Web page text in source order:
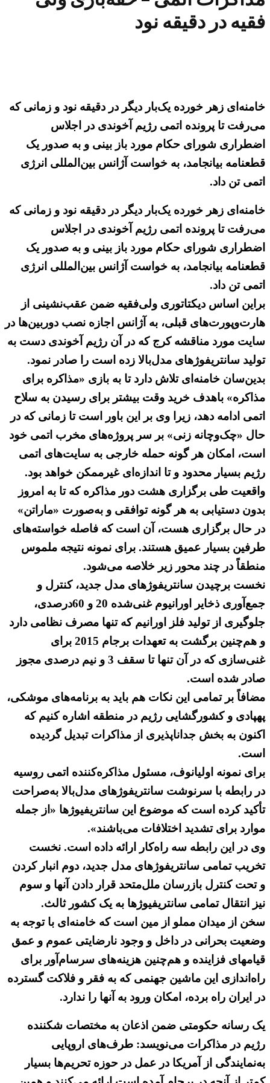
فقیه در دقیقه نود
خامنه‌ای زهر خورده یک‌بار دیگر در دقیقه نود و زمانی که
می‌رفت تا پرونده اتمی رژیم آخوندی در اجلاس
اضطراری شورای حکام مورد باز بینی و به صدور یک
قطعنامه بیانجامد، به خواست آژانس بین‌المللی انرژی
اتمی تن داد.
خامنه‌ای زهر خورده یک‌بار دیگر در دقیقه نود و زمانی که
می‌رفت تا پرونده اتمی رژیم آخوندی در اجلاس
اضطراری شورای حکام مورد باز بینی و به صدور یک
قطعنامه بیانجامد، به خواست آژانس بین‌المللی انرژی
اتمی تن داد.
براین اساس دیکتاتوری ولی‌فقیه ضمن عقب‌نشینی از
هارت‌وپورت‌های قبلی، به آژانس اجازه نصب دوربین‌ها در
سایت مورد مناقشه کرج که در آن رژیم آخوندی دست به
تولید سانتریفوژهای مدل‌بالا زده است را صادر نمود.
بدین‌سان خامنه‌ای تلاش دارد تا به بازی «مذاکره برای
مذاکره» باهدف خرید وقت بیشتر برای رسیدن به سلاح
اتمی ادامه دهد، زیرا وی بر این باور است تا زمانی که در
حال «چک‌وچانه زنی» بر سر پروژه‌های مخرب اتمی خود
است، امکان هر گونه حمله خارجی به سایت‌های اتمی
رژیم بسیار محدود و تا اندازه‌ای غیرممکن خواهد بود.
واقعیت طی برگزاری هشت دور مذاکره که تا به امروز
بدون دستیابی به هر گونه توافقی و به‌صورت «ماراتن»
در حال برگزاری هست، آن است که فاصله خواسته‌های
طرفین بسیار عمیق هستند. برای نمونه نتیجه ملموس
منطقاً در چند محور زیر خلاصه می‌شود.
نخست برچیدن سانتریفوژهای مدل جدید، کنترل و
جمع‌آوری ذخایر اورانیوم غنی‌شده 20 و 60درصدی،
جلوگیری از تولید فلز اورانیم که تنها مصرف نظامی دارد
و هم‌چنین برگشت به تعهدات برجام 2015 برای
غنی‌سازی که در آن تنها تا سقف 3 و نیم درصدی مجوز
صادر شده است.
مضافاً بر تمامی این نکات هم باید به برنامه‌های موشکی،
پهپادی و کشورگشایی رژیم در منطقه اشاره کنیم که
اکنون به بخش جداناپذیری از مذاکرات تبدیل گردیده
است.
برای نمونه اولیانوف، مسئول مذاکره‌کننده اتمی روسیه
در رابطه با سرنوشت سانتریفوژهای مدل‌بالا به‌صراحت
تأکید کرده است که موضوع این سانتریفیوژها «از جمله
موارد برای تشدید اختلافات می‌باشند».
وی در این رابطه سه راه‌کار ارائه داده است. نخست
تخریب تمامی سانتریفوژهای مدل جدید، دوم انبار کردن
و تحت کنترل بازرسان ملل‌متحد قرار دادن آنها و سوم
نیز انتقال تمامی سانتریفیوژها به یک کشور ثالث.
سخن از میدان مملو از مین است که خامنه‌ای با توجه به
وضعیت بحرانی در داخل و وجود نارضایتی عموم و عمق
قیامهای فزاینده و هم‌چنین هزینه‌های سرسام‌آور برای
راه‌اندازی این ماشین جهنمی که به فقر و فلاکت گسترده
در ایران راه برده، امکان ورود به آنها را ندارد.
یک رسانه حکومتی ضمن اذعان به مختصات شکننده
رژیم در مذاکرات می‌نویسد: طرف‌های اروپایی
به‌نمایندگی از آمریکا در عمل در حوزه تحریم‌ها بسیار